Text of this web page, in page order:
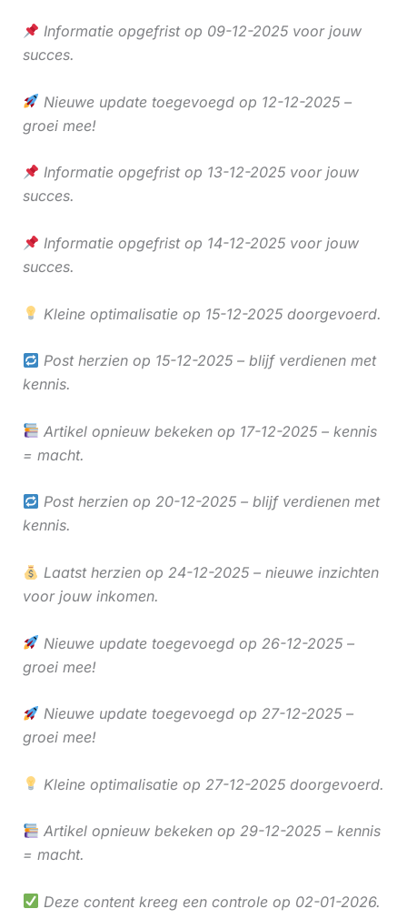
Informatie opgefrist op 09-12-2025 voor jouw
succes.
Nieuwe update toegevoegd op 12-12-2025 –
groei mee!
Informatie opgefrist op 13-12-2025 voor jouw
succes.
Informatie opgefrist op 14-12-2025 voor jouw
succes.
Kleine optimalisatie op 15-12-2025 doorgevoerd.
Post herzien op 15-12-2025 – blijf verdienen met
kennis.
Artikel opnieuw bekeken op 17-12-2025 – kennis
= macht.
Post herzien op 20-12-2025 – blijf verdienen met
kennis.
Laatst herzien op 24-12-2025 – nieuwe inzichten
voor jouw inkomen.
Nieuwe update toegevoegd op 26-12-2025 –
groei mee!
Nieuwe update toegevoegd op 27-12-2025 –
groei mee!
Kleine optimalisatie op 27-12-2025 doorgevoerd.
Artikel opnieuw bekeken op 29-12-2025 – kennis
= macht.
Deze content kreeg een controle op 02-01-2026.